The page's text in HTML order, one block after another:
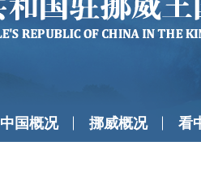
中国概况 挪威概况 看